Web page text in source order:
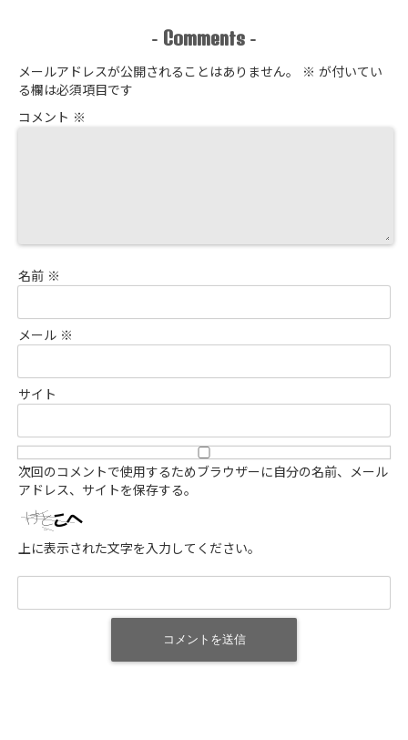
- Comments -
メールアドレスが公開されることはありません。 ※ が付いてい
る欄は必須項目です
コメント ※
名前 ※
メール ※
サイト
次回のコメントで使用するためブラウザーに自分の名前、メール
アドレス、サイトを保存する。
上に表示された文字を入力してください。